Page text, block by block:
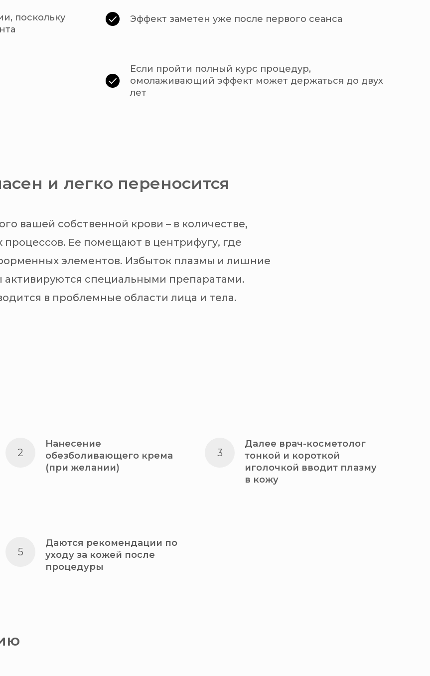
поскольку
Эффект заметен уже после первого сеанса
Если пройти полный курс процедур,
омолаживающий эффект может держаться до двух
лет
и легко переносится
вашей собственной крови – в количестве,
Ее помещают в центрифугу, где
элементов. Избыток плазмы и лишние
специальными препаратами.
в проблемные области лица и тела.
Нанесение
обезболивающего крема
(при желании)
Далее врач-косметолог
тонкой и короткой
иголочкой вводит плазму
в кожу
Даются рекомендации по
уходу за кожей после
процедуры